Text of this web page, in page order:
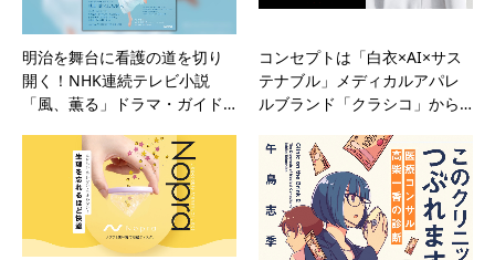
明治を舞台に看護の道を切り
開く！NHK連続テレビ小説
「風、薫る」ドラマ・ガイド…
コンセプトは「白衣×AI×サス
テナブル」メディカルアパレ
ルブランド「クラシコ」から…